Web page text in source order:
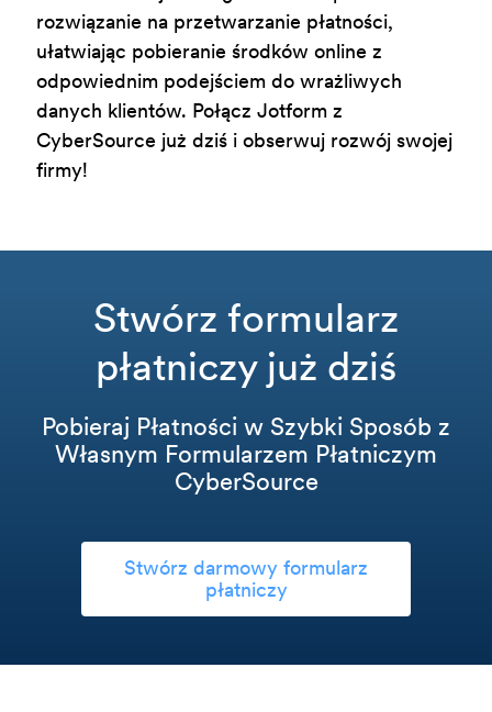
rozwiązanie na przetwarzanie płatności,
ułatwiając pobieranie środków online z
odpowiednim podejściem do wrażliwych
danych klientów. Połącz Jotform z
CyberSource już dziś i obserwuj rozwój swojej
firmy!
Stwórz formularz
płatniczy już dziś
Pobieraj Płatności w Szybki Sposób z
Własnym Formularzem Płatniczym
CyberSource
Stwórz darmowy formularz
płatniczy